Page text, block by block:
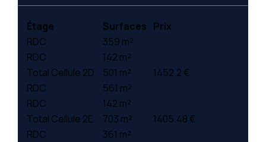
Étage Surfaces Prix
RDC
359 m²
RDC
142 m²
Total Cellule 2D
501 m²
1452.2 €
RDC
561 m²
RDC
142 m²
Total Cellule 2E
703 m²
1405.48 €
RDC
361 m²